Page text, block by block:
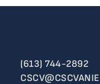
(613) 744-2892